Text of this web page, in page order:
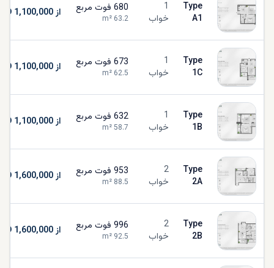
Type
A1
1
خواب
680 فوت مربع
63.2 از AED 1,100,000
Type
1C
1
خواب
673 فوت مربع
62.5 از AED 1,100,000
Type
1B
1
خواب
632 فوت مربع
58.7 از AED 1,100,000
Type
2A
2
خواب
953 فوت مربع
88.5 از AED 1,600,000
Type
2B
2
خواب
996 فوت مربع
92.5 از AED 1,600,000